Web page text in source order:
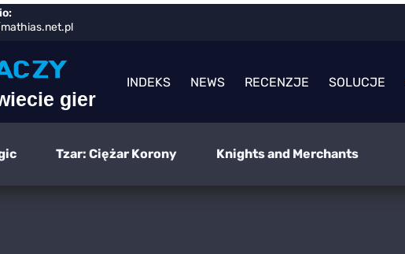
gier
INDEKS NEWS RECENZJE SOLUCJE
Tzar: Ciężar Korony Knights and Merchants